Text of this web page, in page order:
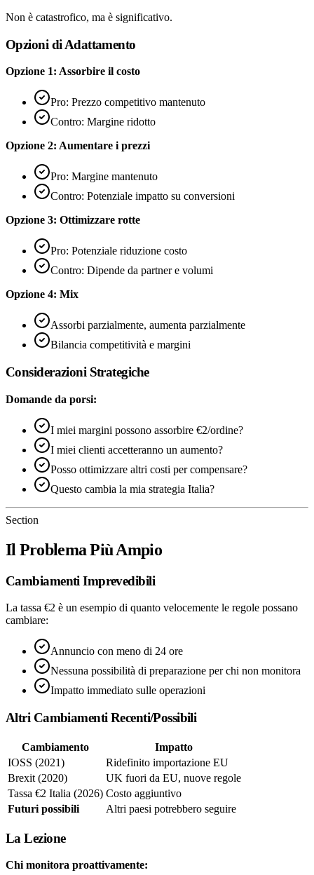
Non è catastrofico, ma è significativo.
Opzioni di Adattamento
Opzione 1: Assorbire il costo
Pro: Prezzo competitivo mantenuto
Contro: Margine ridotto
Opzione 2: Aumentare i prezzi
Pro: Margine mantenuto
Contro: Potenziale impatto su conversioni
Opzione 3: Ottimizzare rotte
Pro: Potenziale riduzione costo
Contro: Dipende da partner e volumi
Opzione 4: Mix
Assorbi parzialmente, aumenta parzialmente
Bilancia competitività e margini
Considerazioni Strategiche
Domande da porsi:
I miei margini possono assorbire €2/ordine?
I miei clienti accetteranno un aumento?
Posso ottimizzare altri costi per compensare?
Questo cambia la mia strategia Italia?
Section
Il Problema Più Ampio
Cambiamenti Imprevedibili
La tassa €2 è un esempio di quanto velocemente le regole possano
cambiare:
Annuncio con meno di 24 ore
Nessuna possibilità di preparazione per chi non monitora
Impatto immediato sulle operazioni
Altri Cambiamenti Recenti/Possibili
Cambiamento
Impatto
IOSS (2021)
Ridefinito importazione EU
Brexit (2020)
UK fuori da EU, nuove regole
Tassa €2 Italia (2026) Costo aggiuntivo
Futuri possibili
Altri paesi potrebbero seguire
La Lezione
Chi monitora proattivamente: